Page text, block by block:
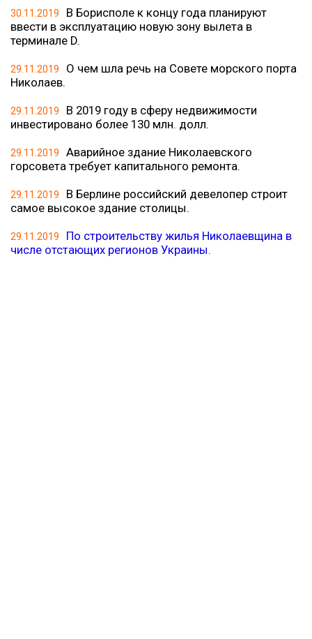
30.11.2019
В Борисполе к концу года планируют
ввести в эксплуатацию новую зону вылета в
терминале D.
29.11.2019
О чем шла речь на Совете морского порта
Николаев.
29.11.2019
В 2019 году в сферу недвижимости
инвестировано более 130 млн. долл.
29.11.2019
Аварийное здание Николаевского
горсовета требует капитального ремонта.
29.11.2019
В Берлине российский девелопер строит
самое высокое здание столицы.
29.11.2019
По строительству жилья Николаевщина в
числе отстающих регионов Украины.